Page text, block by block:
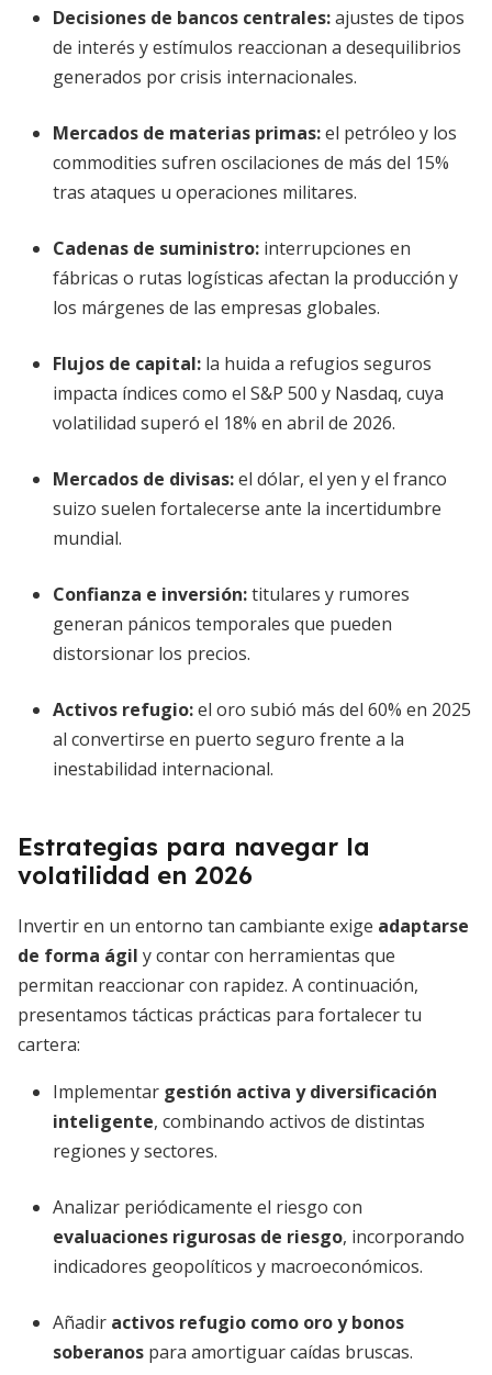
Decisiones de bancos centrales:ajustes de tipos
de interés y estímulos reaccionan a desequilibrios
generados por crisis internacionales.
Mercados de materias primas:el petróleo y los
commodities sufren oscilaciones de más del 15%
tras ataques u operaciones militares.
Cadenas de suministro: interrupciones en
fábricas o rutas logísticas afectan la producción y
los márgenes de las empresas globales.
Flujos de capital: la huida a refugios seguros
impacta índices como el S&P 500 y Nasdaq, cuya
volatilidad superó el 18% en abril de 2026.
Mercados de divisas:el dólar, el yen y el franco
suizo suelen fortalecerse ante la incertidumbre
mundial.
Confianza e inversión:titulares y rumores
generan pánicos temporales que pueden
distorsionar los precios.
Activos refugio:el oro subió más del 60% en 2025
al convertirse en puerto seguro frente a la
inestabilidad internacional.
Estrategias para navegar la
volatilidad en 2026
Invertir en un entorno tan cambiante exige adaptarse
de forma ágil y contar con herramientas que
permitan reaccionar con rapidez. A continuación,
presentamos tácticas prácticas para fortalecer tu
cartera:
Implementar gestión activa y diversificación
inteligente, combinando activos de distintas
regiones y sectores.
Analizar periódicamente el riesgo con
evaluaciones rigurosas de riesgo, incorporando
indicadores geopolíticos y macroeconómicos.
Añadir activos refugio como oro y bonos
soberanos para amortiguar caídas bruscas.